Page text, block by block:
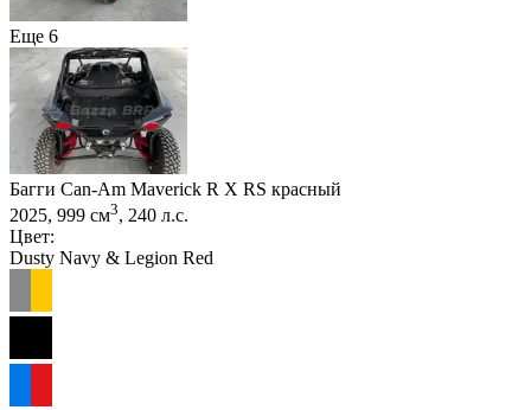
Еще 6
Багги Can-Am Maverick R X RS красный
2025, 999 см3, 240 л.с.
Цвет:
Dusty Navy & Legion Red